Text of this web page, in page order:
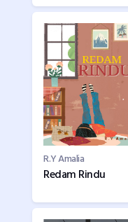
R.Y Amalia
Redam Rindu